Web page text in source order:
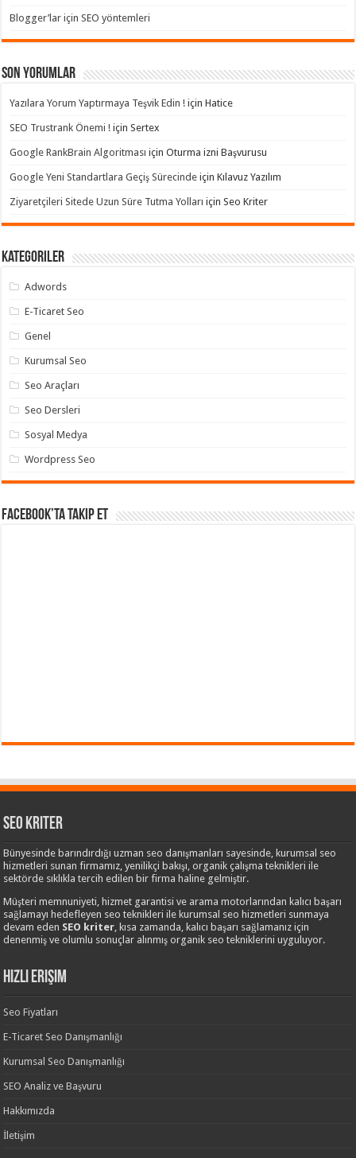
Blogger’lar için SEO yöntemleri
Son yorumlar
Yazılara Yorum Yaptırmaya Teşvik Edin ! içinHatice
SEO Trustrank Önemi ! içinSertex
Google RankBrain Algoritması içinOturma izni Başvurusu
Google Yeni Standartlara Geçiş Sürecinde içinKılavuz Yazılım
Ziyaretçileri Sitede Uzun Süre Tutma Yolları içinSeo Kriter
Kategoriler
Adwords
E-Ticaret Seo
Genel
Kurumsal Seo
Seo Araçları
Seo Dersleri
Sosyal Medya
Wordpress Seo
Facebook’ta takip et
Seo Kriter
Bünyesinde barındırdığı uzman seo danışmanları sayesinde, kurumsal seo
hizmetleri sunan firmamız, yenilikçi bakışı, organik çalışma teknikleri ile
sektörde sıklıkla tercih edilen bir firma haline gelmiştir.
Müşteri memnuniyeti, hizmet garantisi ve arama motorlarından kalıcı başarı
sağlamayı hedefleyen seo teknikleri ile kurumsal seo hizmetleri sunmaya
devam eden SEO kriter , kısa zamanda, kalıcı başarı sağlamanız için
denenmiş ve olumlu sonuçlar alınmış organik seo tekniklerini uyguluyor.
Hızlı Erişim
Seo Fiyatları
E-Ticaret Seo Danışmanlığı
Kurumsal Seo Danışmanlığı
SEO Analiz ve Başvuru
Hakkımızda
İletişim